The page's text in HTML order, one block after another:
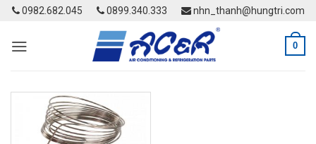
Skip
content
0982.682.045 0899.340.333 nhn_thanh@hungtri.com
0